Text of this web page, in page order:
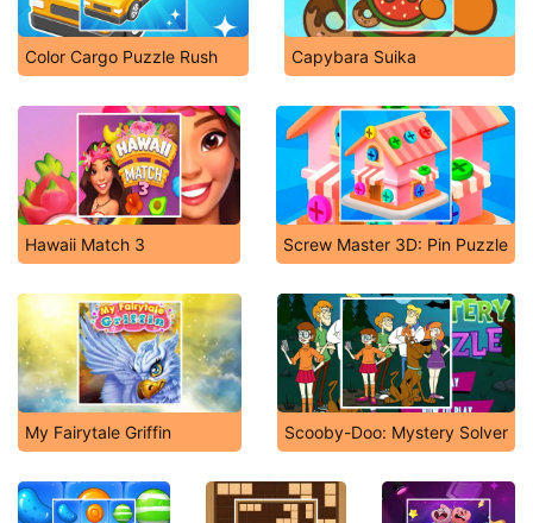
Color Cargo Puzzle Rush Capybara Suika
Hawaii Match 3 Screw Master 3D: Pin Puzzle
My Fairytale Griffin Scooby-Doo: Mystery Solver